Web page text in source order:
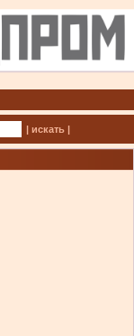
| искать |